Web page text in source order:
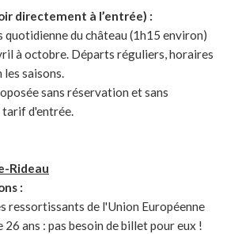
directement à l’entrée) :
quotidienne du château (1h15 environ)
à octobre. Départs réguliers, horaires
les saisons.
sans réservation et sans
tarif d'entrée.
Rideau
:
ressortissants de l'Union Européenne
26 ans : pas besoin de billet pour eux !